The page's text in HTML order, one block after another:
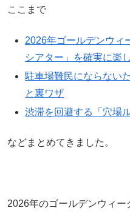
ここまで
2026年ゴールデンウィ
シアター」を確実に楽
駐車場難民にならない
と裏ワザ
渋滞を回避する「穴場
などまとめてきました。
2026年のゴールデンウィー